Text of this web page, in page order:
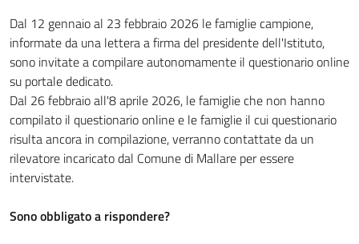
Dal 12 gennaio al 23 febbraio 2026 le famiglie campione,
informate da una lettera a firma del presidente dell'Istituto,
sono invitate a compilare autonomamente il questionario online
su portale dedicato.
Dal 26 febbraio all'8 aprile 2026, le famiglie che non hanno
compilato il questionario online e le famiglie il cui questionario
risulta ancora in compilazione, verranno contattate da un
rilevatore incaricato dal Comune di Mallare per essere
intervistate.
Sono obbligato a rispondere?